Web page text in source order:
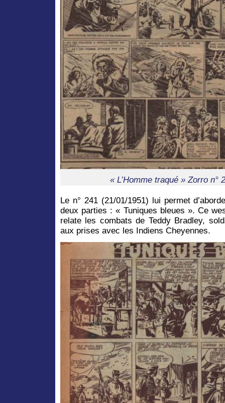
« L’Homme traqué » Zorro n°
Le n° 241 (21/01/1951) lui permet
deux parties : « Tuniques bleues ». Ce
relate les combats de Teddy Bradley,
aux prises avec les Indiens Cheyennes.